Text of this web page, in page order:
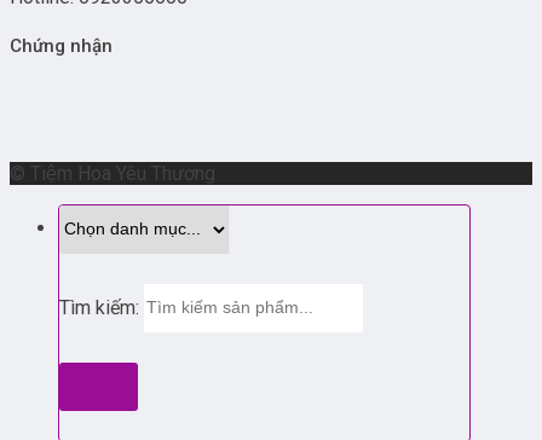
Chứng nhận
© Tiệm Hoa Yêu Thương
Tìm kiếm: